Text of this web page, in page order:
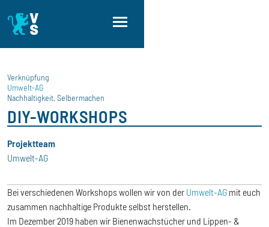
Verknüpfung
Umwelt-AG
Nachhaltigkeit, Selbermachen
DIY-WORKSHOPS
Projektteam
Umwelt-AG
Bei verschiedenen Workshops wollen wir von der Umwelt-AG mit euch
zusammen nachhaltige Produkte selbst herstellen.
Im Dezember 2019 haben wir Bienenwachstücher und Lippen- &